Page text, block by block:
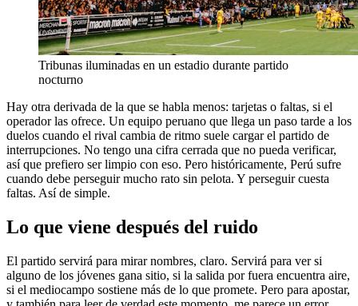
Tribunas iluminadas en un estadio durante partido
nocturno
Hay otra derivada de la que se habla menos: tarjetas o faltas, si el
operador las ofrece. Un equipo peruano que llega un paso tarde a los
duelos cuando el rival cambia de ritmo suele cargar el partido de
interrupciones. No tengo una cifra cerrada que no pueda verificar,
así que prefiero ser limpio con eso. Pero históricamente, Perú sufre
cuando debe perseguir mucho rato sin pelota. Y perseguir cuesta
faltas. Así de simple.
Lo que viene después del ruido
El partido servirá para mirar nombres, claro. Servirá para ver si
alguno de los jóvenes gana sitio, si la salida por fuera encuentra aire,
si el mediocampo sostiene más de lo que promete. Pero para apostar,